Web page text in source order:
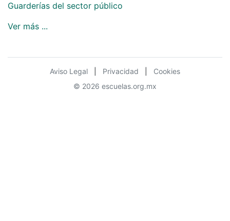
Guarderías del sector público
Ver más ...
Aviso Legal Privacidad
Cookies
© 2026 escuelas.org.mx